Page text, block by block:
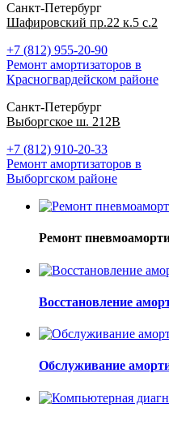
Санкт-Петербург
Шафировский пр.22 к.5 с.2
+7 (812) 955-20-90
Ремонт амортизаторов в
Красногвардейском районе
Санкт-Петербург
Выборгское ш. 212В
+7 (812) 910-20-33
Ремонт амортизаторов в
Выборгском районе
Ремонт
Восстановление
Обслуживание